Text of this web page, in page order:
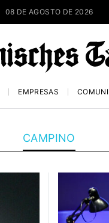
08 DE AGOSTO DE 2026
EMPRESAS
CAMPINO